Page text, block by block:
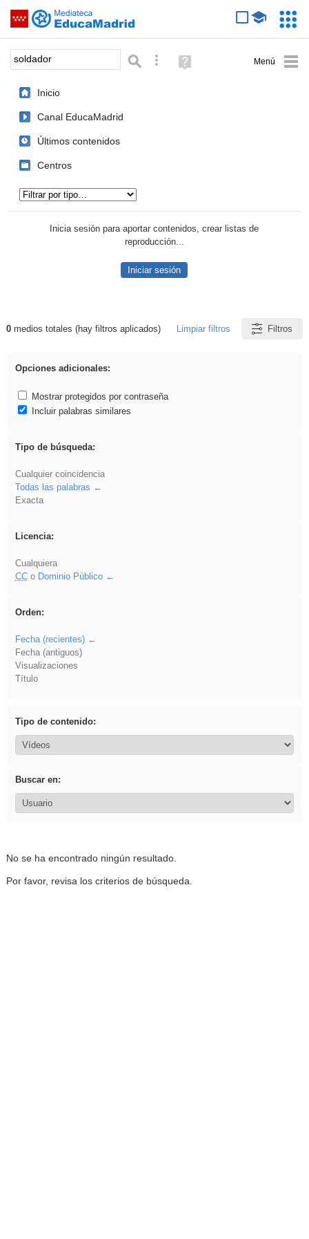
Saltar navegación
Palabra o frase: Búsqueda avanzada
Ayuda
(en
Inicio
Canal EducaMadrid
Últimos contenidos
Centros
Inicia sesión para aportar contenidos, crear listas de
reproducción...
Iniciar sesión
Resultados de: soldador
0medios totales (hay filtros aplicados) Limpiar filtros Filtros
Opciones adicionales:
Mostrar protegidos por contraseña
Incluir palabras similares
Tipo de búsqueda:
Cualquier coincidencia
Todas las palabras
Exacta
Licencia:
Cualquiera
CCo Dominio Público
Orden:
Fecha (recientes)
Fecha (antiguos)
Visualizaciones
Título
Tipo de contenido:
Buscar en:
No se ha encontrado ningún resultado.
Por favor, revisa los criterios de búsqueda.